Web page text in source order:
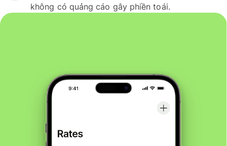
không có quảng cáo gây phiền toái.